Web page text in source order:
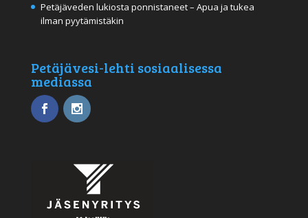
Petäjäveden lukiosta ponnistaneet – Apua ja tukea
ilman pyytämistäkin
Petäjävesi-lehti sosiaalisessa
mediassa